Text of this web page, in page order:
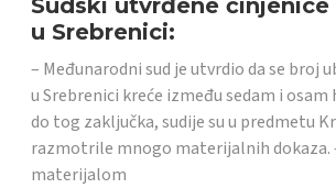
u Srebrenici:
– Međunarodni sud je utvrdio da se broj
u Srebrenici kreće između sedam i osam
do tog zaključka, sudije su u predmetu
razmotrile mnogo materijalnih dokaza.
materijalom